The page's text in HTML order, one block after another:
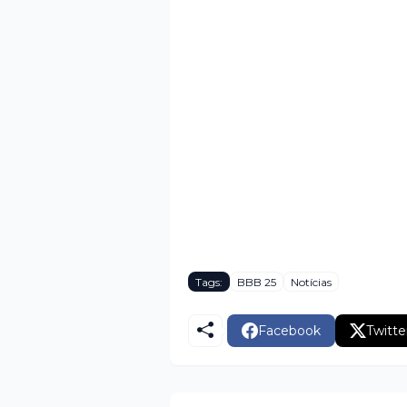
Tags: BBB 25 Notícias
Facebook